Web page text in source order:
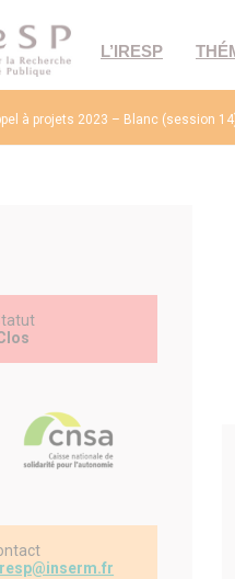
L’IRESP
à projets 2023 – Blanc (session